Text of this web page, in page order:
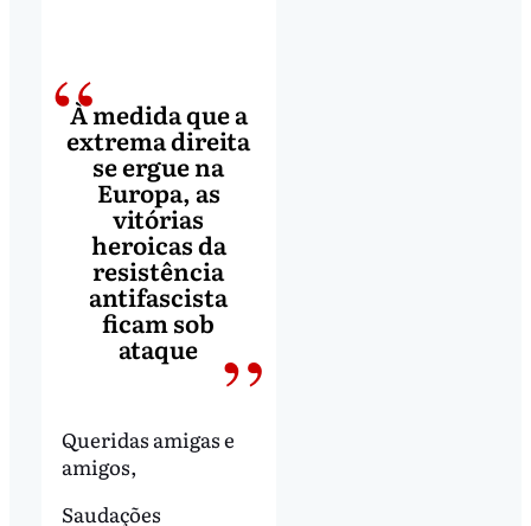
À medida que a
extrema direita
se ergue na
Europa, as
vitórias
heroicas da
resistência
antifascista
ficam sob
ataque
Queridas amigas e
amigos,
Saudações